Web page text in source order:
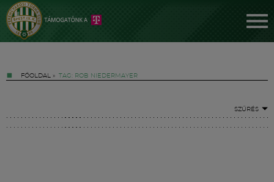
FŐOLDAL » TAG: ROB NIEDERMAYER
SZŰRÉS